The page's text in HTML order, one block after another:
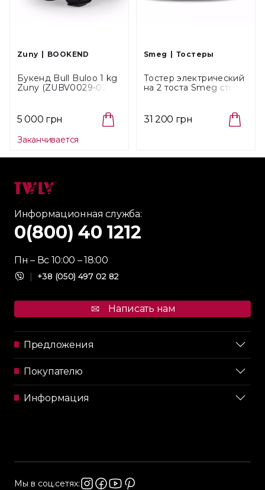
Zuny BOOKEND
Букенд Bull Buloo 1 kg
Zuny (ZUBV0029-0214)
5 000 грн
Заканчивается
Smeg Тостеры
Тостер электрический
на 2 тоста Smeg стиль
31 200 грн
Информационная служба:
0(800) 40 1212
Пн – Вс 10:00 – 18:00
| +38 (050) 497 02 82
Написать нам
Предложения
Покупателю
Информация
Мы в соц.сетях: